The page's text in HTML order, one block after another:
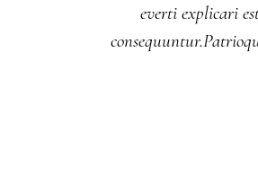
everti explicari